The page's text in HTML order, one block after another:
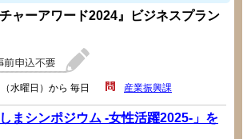
チャーアワード2024』ビジネスプラン
水曜日）から 毎日 産業振興課
まシンポジウム -女性活躍2025-」を